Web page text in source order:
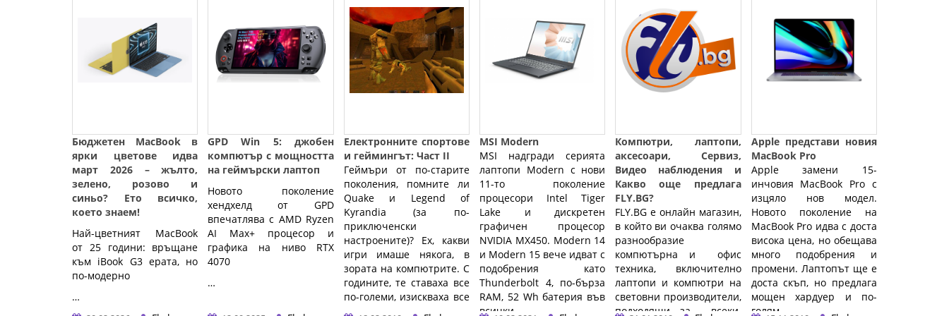
Бюджетен MacBook в
ярки цветове идва
март 2026 – жълто,
зелено, розово и
синьо? Ето всичко,
което знаем!
Най-цветният MacBook
от 25 години: връщане
към iBook G3 ерата, но
по-модерно
…
GPD Win 5: джобен
компютър с мощността
на геймърски лаптоп
Новото поколение
хендхелд от GPD
впечатлява с AMD Ryzen
AI Max+ процесор и
графика на ниво RTX
4070
…
Електронните спортове
и геймингът: Част II
Геймъри от по-старите
поколения, помните ли
Quake и Legend of
Kyrandia (за по-
приключенски
настроените)? Ех, какви
игри имаше някога, в
зората на компютрите. С
годините, те ставаха все
по-големи, изискваха все
...…
MSI Modern
MSI надгради серията
лаптопи Modern с нови
11-то поколение
процесори Intel Tiger
Lake и дискретен
графичен процесор
NVIDIA MX450. Modern 14
и Modern 15 вече идват с
подобрения като
Thunderbolt 4, по-бърза
RAM, 52 Wh батерия във
всички ...…
Компютри, лаптопи,
аксесоари, Сервиз,
Видео наблюдения и
Какво още предлага
FLY.BG?
FLY.BG е онлайн магазин,
в който ви очаква голямо
разнообразие
компютърна и офис
техника, включително
лаптопи и компютри на
световни производители,
подходящи за всеки.
Apple представи новия
MacBook Pro
Apple замени 15-
инчовия MacBook Pro с
изцяло нов модел.
Новото поколение на
MacBook Pro идва с доста
висока цена, но обещава
много подобрения и
промени. Лаптопът ще е
доста скъп, но предлага
мощен хардуер и по-
голям ...…